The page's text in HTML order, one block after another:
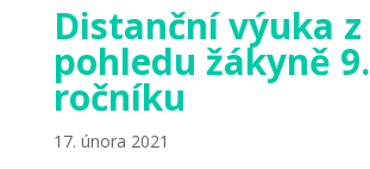
Distanční výuka z
pohledu žákyně 9.
ročníku
17. února 2021